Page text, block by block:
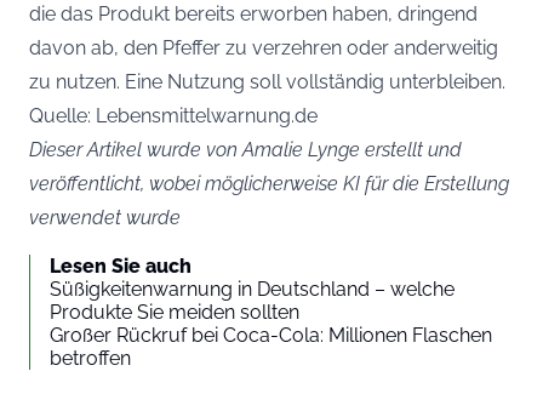
die das Produkt bereits erworben haben, dringend
davon ab, den Pfeffer zu verzehren oder anderweitig
zu nutzen. Eine Nutzung soll vollständig unterbleiben.
Quelle: Lebensmittelwarnung.de
Dieser Artikel wurde von Amalie Lynge erstellt und
veröffentlicht, wobei möglicherweise KI für die Erstellung
verwendet wurde
Lesen Sie auch
Süßigkeitenwarnung in Deutschland – welche
Produkte Sie meiden sollten
Großer Rückruf bei Coca-Cola: Millionen Flaschen
betroffen